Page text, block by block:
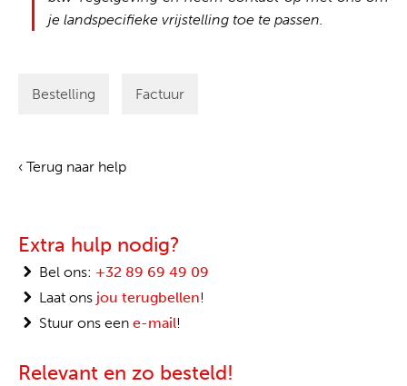
je landspecifieke vrijstelling toe te passen.
Bestelling Factuur
‹ Terug naar help
Extra hulp nodig?
Bel ons: +32 89 69 49 09
Laat ons jou terugbellen!
Stuur ons een e-mail!
Relevant en zo besteld!